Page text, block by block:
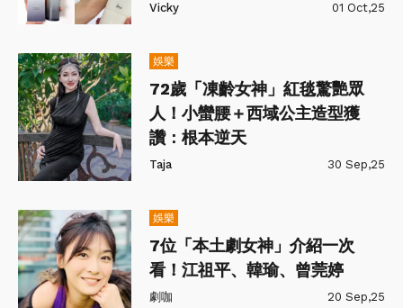
Vicky 01 Oct,25
娛樂
72歲「凍齡女神」紅毯驚艷眾
人！小蠻腰＋西域公主造型獲
讚：根本逆天
Taja 30 Sep,25
娛樂
7位「本土劇女神」介紹一次
看！江祖平、韓瑜、曾莞婷
劇咖 20 Sep,25